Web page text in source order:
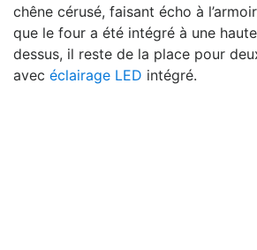
chêne cérusé, faisant écho à
que le four a été intégré à une
dessus, il reste de la place pour
avec éclairage LED intégré.